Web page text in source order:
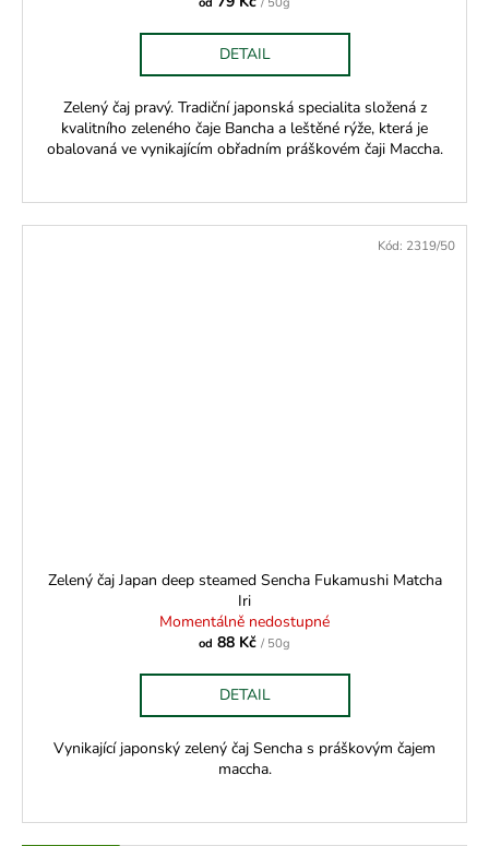
DETAIL
Zelený čaj pravý. Tradiční japonská specialita složená z
kvalitního zeleného čaje Bancha a leštěné rýže, která je
obalovaná ve vynikajícím obřadním práškovém čaji Maccha.
Zelený čaj Japan deep steamed Sencha Fukamushi Matcha
Iri
Momentálně nedostupné
od 88 Kč / 50g
DETAIL
Vynikající japonský zelený čaj Sencha s práškovým čajem
maccha.
Kód: 2319/50